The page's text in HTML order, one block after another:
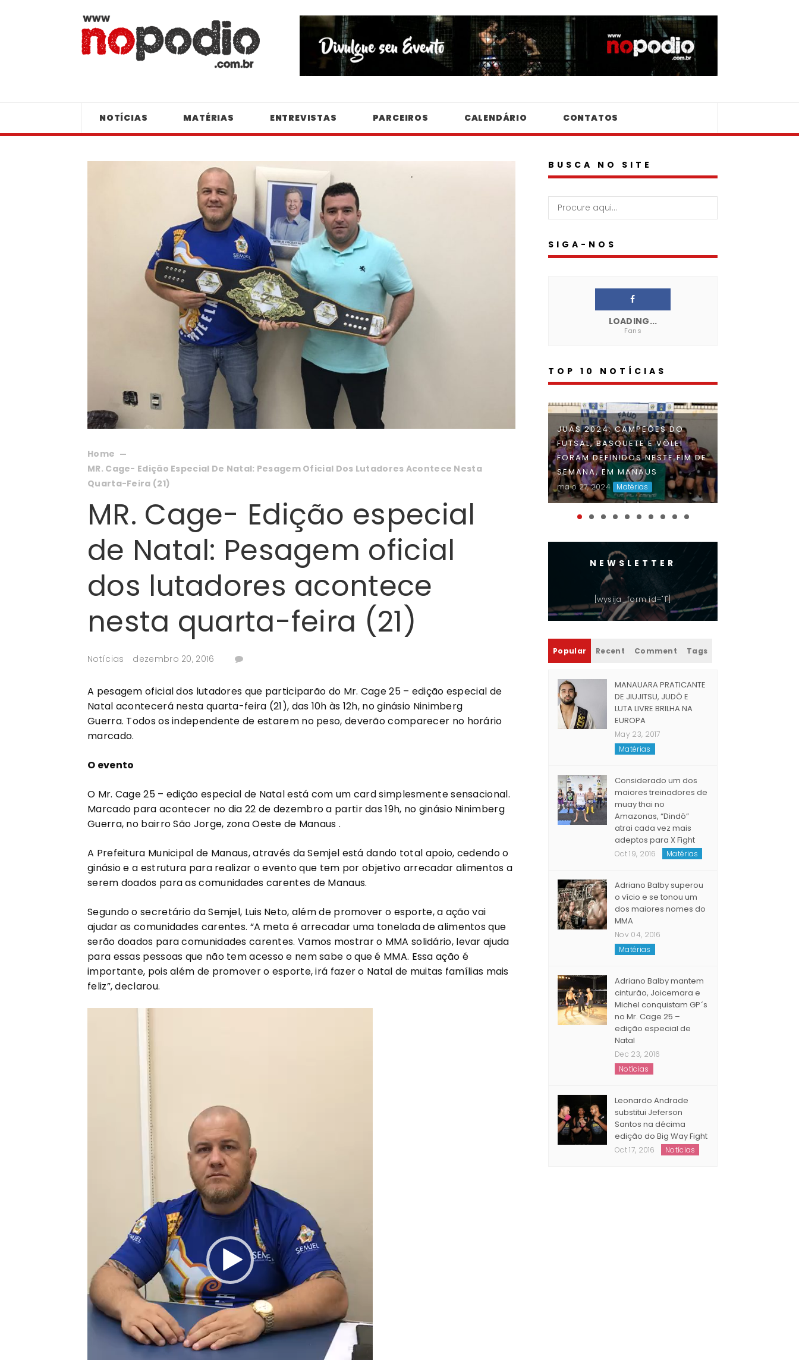
NOTÍCIAS MATÉRIAS ENTREVISTAS PARCEIROS CALENDÁRIO CONTATOS
Home
MR. Cage- Edição Especial De Natal: Pesagem Oficial Dos Lutadores Acontece Nesta
Quarta-Feira (21)
MR. Cage- Edição especial
de Natal: Pesagem oficial
dos lutadores acontece
nesta quarta-feira (21)
Notícias dezembro 20, 2016
A pesagem oficial dos lutadores que participarão do Mr. Cage 25 – edição especial de
Natal acontecerá nesta quarta-feira (21), das 10h às 12h, no ginásio Ninimberg
Guerra. Todos os independente de estarem no peso, deverão comparecer no horário
marcado.
O evento
O Mr. Cage 25 – edição especial de Natal está com um card simplesmente sensacional.
Marcado para acontecer no dia 22 de dezembro a partir das 19h, no ginásio Ninimberg
Guerra, no bairro São Jorge, zona Oeste de Manaus .
A Prefeitura Municipal de Manaus, através da Semjel está dando total apoio, cedendo o
ginásio e a estrutura para realizar o evento que tem por objetivo arrecadar alimentos a
serem doados para as comunidades carentes de Manaus.
Segundo o secretário da Semjel, Luis Neto, além de promover o esporte, a ação vai
ajudar as comunidades carentes. “A meta é arrecadar uma tonelada de alimentos que
serão doados para comunidades carentes. Vamos mostrar o MMA solidário, levar ajuda
para essas pessoas que não tem acesso e nem sabe o que é MMA. Essa ação é
importante, pois além de promover o esporte, irá fazer o Natal de muitas famílias mais
feliz”, declarou.
BUSCA NO SITE
SIGA-NOS
LOADING...
Fans
TOP 10 NOTÍCIAS
FAUD DÁ INÍCIO À 47ª EDIÇÃO
DOS JOGOS UNIVERSITÁRIOS
DO AMAZONAS (JUAS) E
DISPUTAS ACIRRADAS MARCAM
O INÍCIO DA COMPETIÇÃO
maio 06, 2024 Matérias
JUAS 2024: CAMPEÕES DO
FUTSAL, BASQUETE E VÔLEI
FORAM DEFINIDOS NESTE FIM DE
SEMANA, EM MANAUS
maio 27, 2024 Matérias
NEWSLETTER
[wysija_form id="1"]
Popular Recent Comment Tags
MANAUARA PRATICANTE
DE JIUJITSU, JUDÔ E
LUTA LIVRE BRILHA NA
EUROPA
May 23, 2017
Matérias
Considerado um dos
maiores treinadores de
muay thai no
Amazonas, “Dindô”
atrai cada vez mais
adeptos para X Fight
Oct 19, 2016 Matérias
Adriano Balby superou
o vício e se tonou um
dos maiores nomes do
MMA
Nov 04, 2016
Matérias
Adriano Balby mantem
cinturão, Joicemara e
Michel conquistam GP´s
no Mr. Cage 25 –
edição especial de
Natal
Dec 23, 2016
Notícias
Leonardo Andrade
substitui Jeferson
Santos na décima
edição do Big Way Fight
Oct 17, 2016 Notícias